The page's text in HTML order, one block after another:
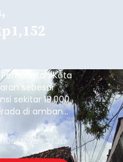
Pemerintah Kota
sebesar
sekitar 18.000
di ambang
ini diambil
pada
tidak
06/2026 - 21:31